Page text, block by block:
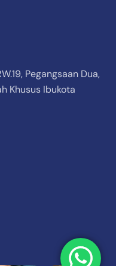
Pegangsaan Dua,
Khusus Ibukota